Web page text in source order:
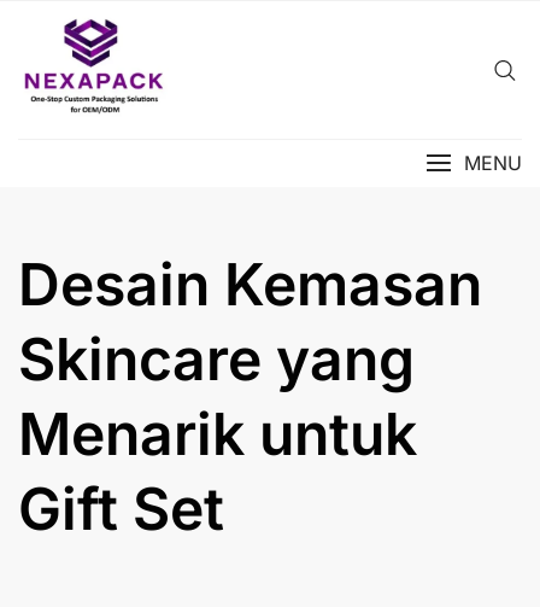
content
MENU
Desain Kemasan
Skincare yang
Menarik untuk
Gift Set